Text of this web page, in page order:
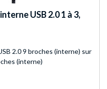
USB 2.0 1 à 3,
2.0 9 broches (interne) sur
(interne)